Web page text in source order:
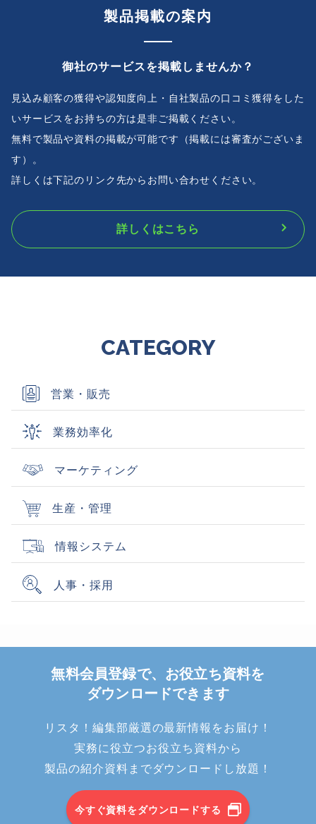
製品掲載の案内
御社のサービスを掲載しませんか？
見込み顧客の獲得や認知度向上・自社製品の口コミ獲得をした
いサービスをお持ちの方は是非ご掲載ください。
無料で製品や資料の掲載が可能です（掲載には審査がございま
す）。
詳しくは下記のリンク先からお問い合わせください。
詳しくはこちら
CATEGORY
営業・販売
業務効率化
マーケティング
生産・管理
情報システム
人事・採用
無料会員登録で、お役立ち資料を
ダウンロードできます
リスタ！編集部厳選の最新情報をお届け！
実務に役立つお役立ち資料から
製品の紹介資料までダウンロードし放題！
今すぐ資料をダウンロードする